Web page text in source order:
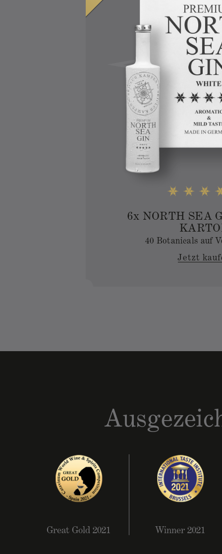
6x NORTH SEA
40 Botanicals auf
Jetzt
Great Gold 2021 Winner 2021